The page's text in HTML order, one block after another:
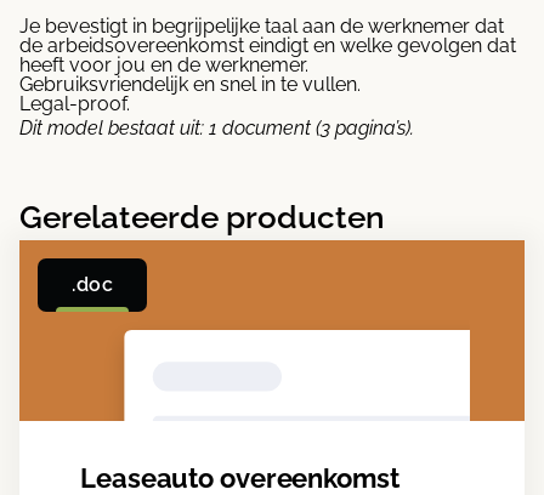
Je bevestigt in begrijpelijke taal aan de werknemer dat
de arbeidsovereenkomst eindigt en welke gevolgen dat
heeft voor jou en de werknemer.
Gebruiksvriendelijk en snel in te vullen.
Legal-proof.
Dit model bestaat uit: 1 document (3 pagina’s).
Gerelateerde producten
.doc
Leaseauto overeenkomst